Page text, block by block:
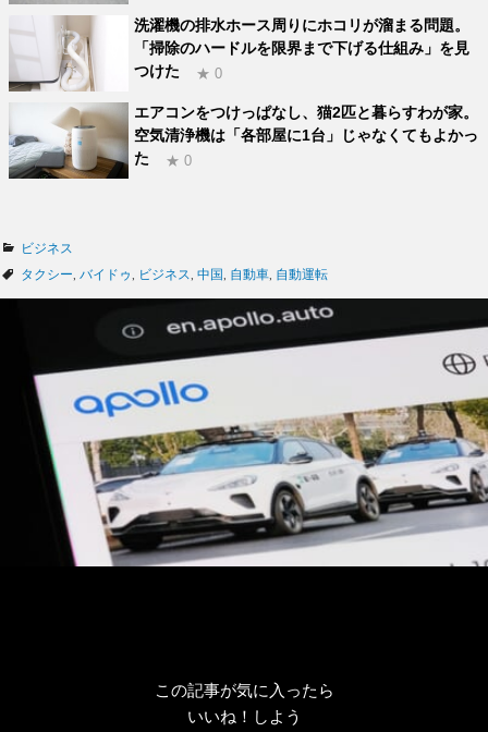
洗濯機の排水ホース周りにホコリが溜まる問題。
「掃除のハードルを限界まで下げる仕組み」を見
つけた
★ 0
エアコンをつけっぱなし、猫2匹と暮らすわが家。
空気清浄機は「各部屋に1台」じゃなくてもよかっ
た
★ 0
カ
テ
ビジネス
タ
タクシー バイドゥ ビジネス 中国 自動車 自動運転
この記事が気に入ったら
いいね！しよう